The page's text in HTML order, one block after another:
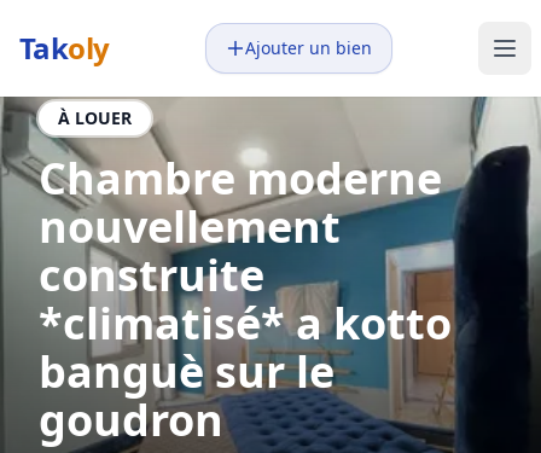
Takoly Ajouter un bien
À LOUER
Chambre moderne
nouvellement
construite
*climatisé* a kotto
banguè sur le
goudron